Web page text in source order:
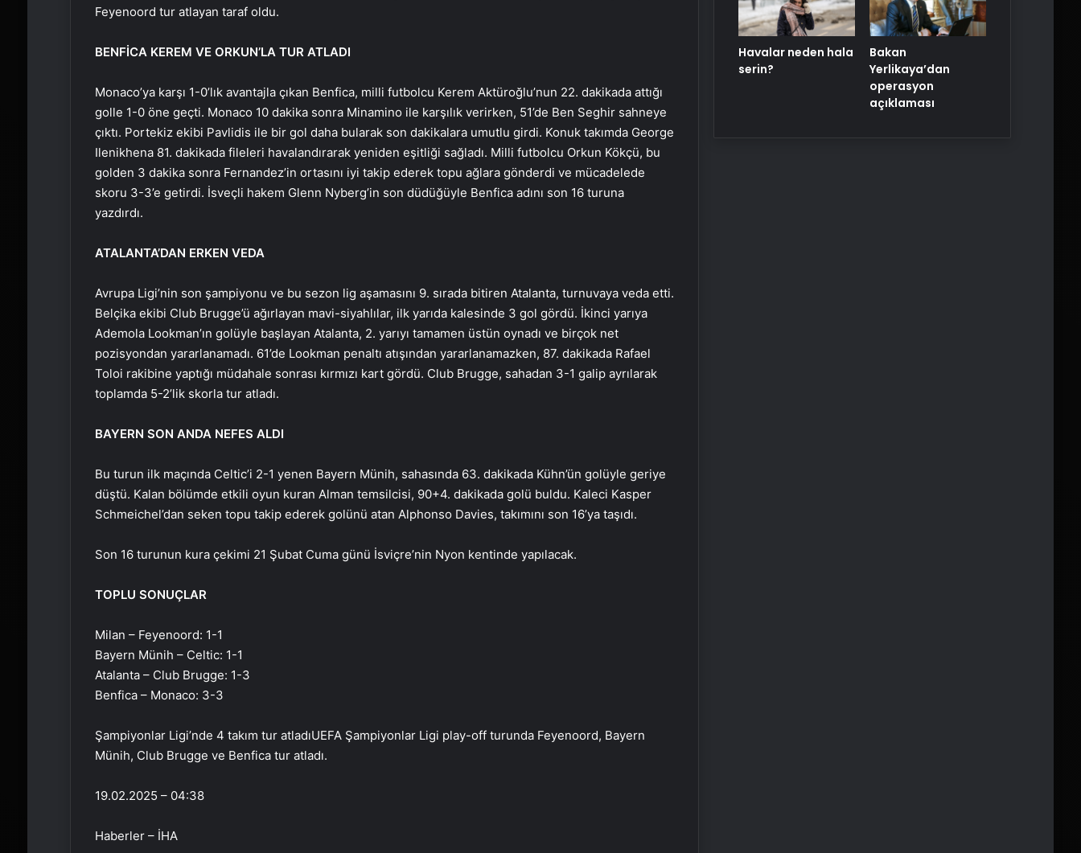
Feyenoord tur atlayan taraf oldu.
BENFİCA KEREM VE ORKUN’LA TUR ATLADI
Monaco’ya karşı 1-0’lık avantajla çıkan Benfica, milli futbolcu Kerem Aktüroğlu’nun 22. dakikada attığı
golle 1-0 öne geçti. Monaco 10 dakika sonra Minamino ile karşılık verirken, 51’de Ben Seghir sahneye
çıktı. Portekiz ekibi Pavlidis ile bir gol daha bularak son dakikalara umutlu girdi. Konuk takımda George
Ilenikhena 81. dakikada fileleri havalandırarak yeniden eşitliği sağladı. Milli futbolcu Orkun Kökçü, bu
golden 3 dakika sonra Fernandez’in ortasını iyi takip ederek topu ağlara gönderdi ve mücadelede
skoru 3-3’e getirdi. İsveçli hakem Glenn Nyberg’in son düdüğüyle Benfica adını son 16 turuna
yazdırdı.
ATALANTA’DAN ERKEN VEDA
Avrupa Ligi’nin son şampiyonu ve bu sezon lig aşamasını 9. sırada bitiren Atalanta, turnuvaya veda etti.
Belçika ekibi Club Brugge’ü ağırlayan mavi-siyahlılar, ilk yarıda kalesinde 3 gol gördü. İkinci yarıya
Ademola Lookman’ın golüyle başlayan Atalanta, 2. yarıyı tamamen üstün oynadı ve birçok net
pozisyondan yararlanamadı. 61’de Lookman penaltı atışından yararlanamazken, 87. dakikada Rafael
Toloi rakibine yaptığı müdahale sonrası kırmızı kart gördü. Club Brugge, sahadan 3-1 galip ayrılarak
toplamda 5-2’lik skorla tur atladı.
BAYERN SON ANDA NEFES ALDI
Bu turun ilk maçında Celtic’i 2-1 yenen Bayern Münih, sahasında 63. dakikada Kühn’ün golüyle geriye
düştü. Kalan bölümde etkili oyun kuran Alman temsilcisi, 90+4. dakikada golü buldu. Kaleci Kasper
Schmeichel’dan seken topu takip ederek golünü atan Alphonso Davies, takımını son 16’ya taşıdı.
Son 16 turunun kura çekimi 21 Şubat Cuma günü İsviçre’nin Nyon kentinde yapılacak.
TOPLU SONUÇLAR
Milan – Feyenoord: 1-1
Bayern Münih – Celtic: 1-1
Atalanta – Club Brugge: 1-3
Benfica – Monaco: 3-3
Şampiyonlar Ligi’nde 4 takım tur atladıUEFA Şampiyonlar Ligi play-off turunda Feyenoord, Bayern
Münih, Club Brugge ve Benfica tur atladı.
19.02.2025 – 04:38
Haberler – İHA
Havalar neden hala
serin?
Bakan
Yerlikaya’dan
operasyon
açıklaması